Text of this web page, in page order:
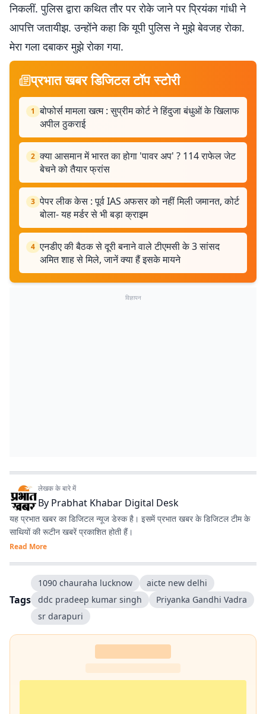
निकलीं. पुलिस द्वारा कथित तौर पर रोके जाने पर प्रियंका गांधी ने
आपत्ति जतायीझ. उन्होंने कहा कि यूपी पुलिस ने मुझे बेवजह रोका.
मेरा गला दबाकर मुझे रोका गया.
प्रभात खबर डिजिटल टॉप स्टोरी
1 बोफोर्स मामला खत्म : सुप्रीम कोर्ट ने हिंदुजा बंधुओं के खिलाफ
अपील ठुकराई
2 क्या आसमान में भारत का होगा 'पावर अप' ? 114 राफेल जेट
बेचने को तैयार फ्रांस
3 पेपर लीक केस : पूर्व IAS अफसर को नहीं मिली जमानत, कोर्ट
बोला- यह मर्डर से भी बड़ा क्राइम
4 एनडीए की बैठक से दूरी बनाने वाले टीएमसी के 3 सांसद
अमित शाह से मिले, जानें क्या हैं इसके मायने
विज्ञापन
लेखक के बारे में
By Prabhat Khabar Digital Desk
यह प्रभात खबर का डिजिटल न्यूज डेस्क है। इसमें प्रभात खबर के डिजिटल टीम के
साथियों की रूटीन खबरें प्रकाशित होती हैं।
Read More
Tags
1090 chauraha lucknow
aicte new delhi
ddc pradeep kumar singh
Priyanka Gandhi Vadra
sr darapuri